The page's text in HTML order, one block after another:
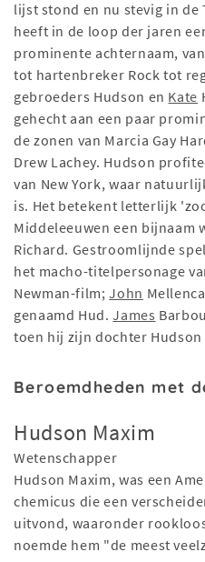
lijst stond en nu stevig in de
heeft in de loop der jaren
prominente achternaam,
tot hartenbreker Rock tot
gebroeders Hudson en Kate
gehecht aan een paar
de zonen van Marcia Gay
Drew Lachey. Hudson
van New York, waar
is. Het betekent letterlijk
Middeleeuwen een bijnaam
Richard. Gestroomlijnde
het macho-titelpersonage
Newman-film;John
genaamd Hud.James
toen hij zijn dochter Hudson
Beroemdheden met
Hudson Maxim
Wetenschapper
Hudson Maxim, was een
chemicus die een
uitvond, waaronder
noemde hem "de meest